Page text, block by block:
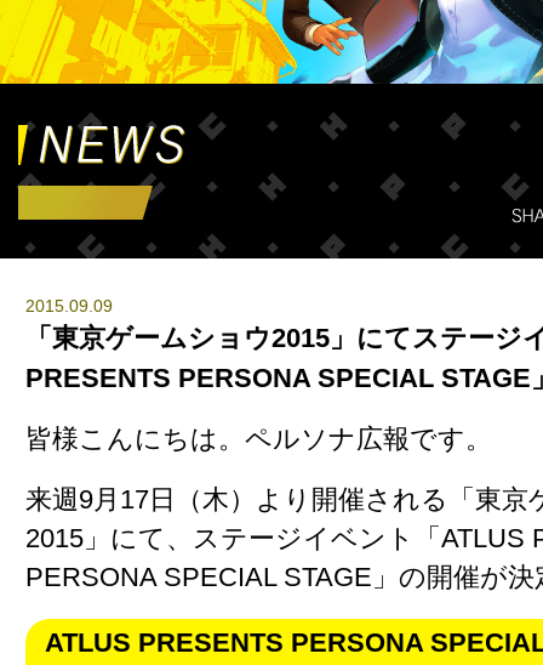
2015.09.09
「東京ゲームショウ2015」にてステージ
PRESENTS PERSONA SPECIAL STAGE
皆様こんにちは。ペルソナ広報です。
来週9月17日（木）より開催される「東京
2015」にて、 ステージイベント「ATLUS
PERSONA SPECIAL STAGE」の開催が決
ATLUS PRESENTS PERSONA